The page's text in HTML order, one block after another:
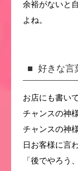
余裕がないと
よね。
好きな言
お店にも書い
チャンスの神
チャンスの神
日お客様に言
「後でやろう